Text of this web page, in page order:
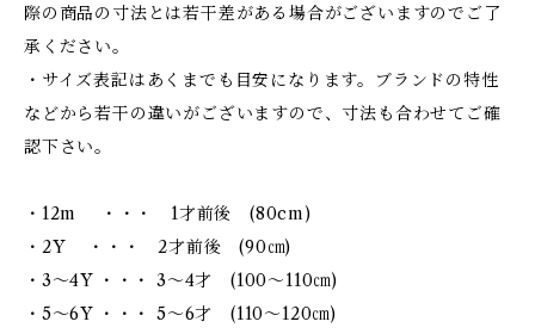
際の商品の寸法とは若干差がある場合がございますのでご了
承ください。
・サイズ表記はあくまでも目安になります。ブランドの特性
などから若干の違いがございますので、寸法も合わせてご確
認下さい。
・12m ・・・ 1才前後 (80cm)
・2Y ・・・ 2才前後 (90㎝)
・3～4Y ・・・ 3～4才 (100～110㎝)
・5～6Y ・・・ 5～6才 (110～120㎝)